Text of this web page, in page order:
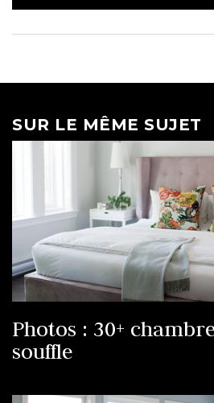
SUR LE MÊME SUJET
Photos : 30+
souffle